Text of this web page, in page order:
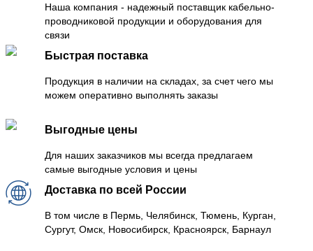
Наша компания - надежный поставщик кабельно-
проводниковой продукции и оборудования для
связи
Быстрая поставка
Продукция в наличии на складах, за счет чего мы
можем оперативно выполнять заказы
Выгодные цены
Для наших заказчиков мы всегда предлагаем
самые выгодные условия и цены
Доставка по всей России
В том числе в Пермь, Челябинск, Тюмень, Курган,
Сургут, Омск, Новосибирск, Красноярск, Барнаул